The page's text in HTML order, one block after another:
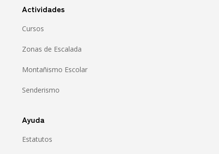
Actividades
Cursos
Zonas de Escalada
Montañismo Escolar
Senderismo
Ayuda
Estatutos